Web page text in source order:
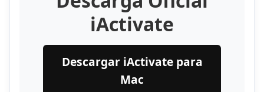
iActivate
Descargar iActivate para
Mac